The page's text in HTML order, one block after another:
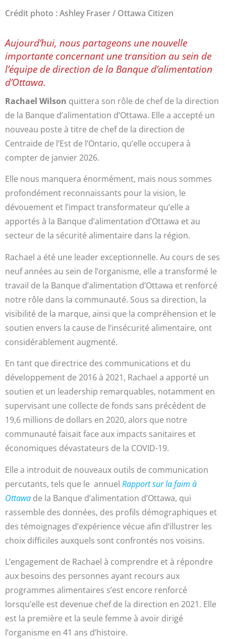
Crédit photo : Ashley Fraser / Ottawa Citizen
Aujourd’hui, nous partageons une nouvelle
importante concernant une transition au sein de
l’équipe de direction de la Banque d’alimentation
d’Ottawa.
Rachael Wilson quittera son rôle de chef de la direction
de la Banque d’alimentation d’Ottawa. Elle a accepté un
nouveau poste à titre de chef de la direction de
Centraide de l’Est de l’Ontario, qu’elle occupera à
compter de janvier 2026.
Elle nous manquera énormément, mais nous sommes
profondément reconnaissants pour la vision, le
dévouement et l’impact transformateur qu’elle a
apportés à la Banque d’alimentation d’Ottawa et au
secteur de la sécurité alimentaire dans la région.
Rachael a été une leader exceptionnelle. Au cours de ses
neuf années au sein de l’organisme, elle a transformé le
travail de la Banque d’alimentation d’Ottawa et renforcé
notre rôle dans la communauté. Sous sa direction, la
visibilité de la marque, ainsi que la compréhension et le
soutien envers la cause de l’insécurité alimentaire, ont
considérablement augmenté.
En tant que directrice des communications et du
développement de 2016 à 2021, Rachael a apporté un
soutien et un leadership remarquables, notamment en
supervisant une collecte de fonds sans précédent de
19,6 millions de dollars en 2020, alors que notre
communauté faisait face aux impacts sanitaires et
économiques dévastateurs de la COVID-19.
Elle a introduit de nouveaux outils de communication
percutants, tels que le annuel Rapport sur la faim à
Ottawa de la Banque d’alimentation d’Ottawa, qui
rassemble des données, des profils démographiques et
des témoignages d’expérience vécue afin d’illustrer les
choix difficiles auxquels sont confrontés nos voisins.
L’engagement de Rachael à comprendre et à répondre
aux besoins des personnes ayant recours aux
programmes alimentaires s’est encore renforcé
lorsqu’elle est devenue chef de la direction en 2021. Elle
est la première et la seule femme à avoir dirigé
l’organisme en 41 ans d’histoire.